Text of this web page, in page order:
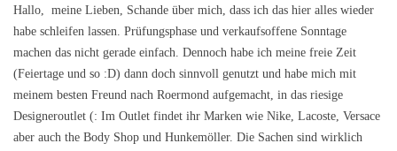
Hallo, meine Lieben, Schande über mich, dass ich das hier alles wieder
habe schleifen lassen. Prüfungsphase und verkaufsoffene Sonntage
machen das nicht gerade einfach. Dennoch habe ich meine freie Zeit
(Feiertage und so :D) dann doch sinnvoll genutzt und habe mich mit
meinem besten Freund nach Roermond aufgemacht, in das riesige
Designeroutlet (: Im Outlet findet ihr Marken wie Nike, Lacoste, Versace
aber auch the Body Shop und Hunkemöller. Die Sachen sind wirklich